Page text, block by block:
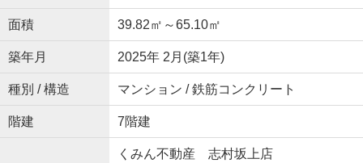
面積 39.82㎡～65.10㎡
築年月 2025年 2月(築1年)
種別 / 構造 マンション / 鉄筋コンクリート
階建 7階建
くみん不動産 志村坂上店